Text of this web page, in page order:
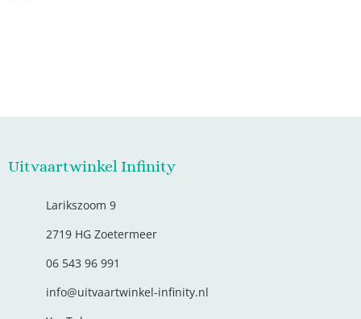
Uitvaartwinkel Infinity
Larikszoom 9
2719 HG Zoetermeer
06 543 96 991
info@uitvaartwinkel-infinity.nl